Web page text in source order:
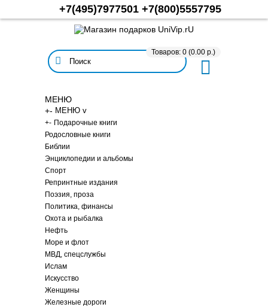
+7(495)7977501 +7(800)5557795
Товаров: 0 (0.00 р.)
МЕНЮ
+- МЕНЮ v
+- Подарочные книги
Родословные книги
Библии
Энциклопедии и альбомы
Спорт
Репринтные издания
Поэзия, проза
Политика, финансы
Охота и рыбалка
Нефть
Море и флот
МВД, спецслужбы
Ислам
Искусство
Женщины
Железные дороги